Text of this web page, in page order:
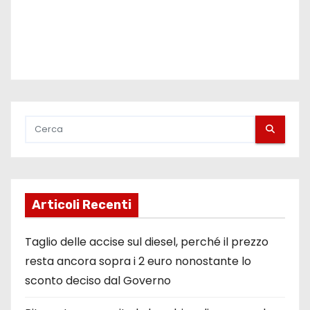
Articoli Recenti
Taglio delle accise sul diesel, perché il prezzo
resta ancora sopra i 2 euro nonostante lo
sconto deciso dal Governo